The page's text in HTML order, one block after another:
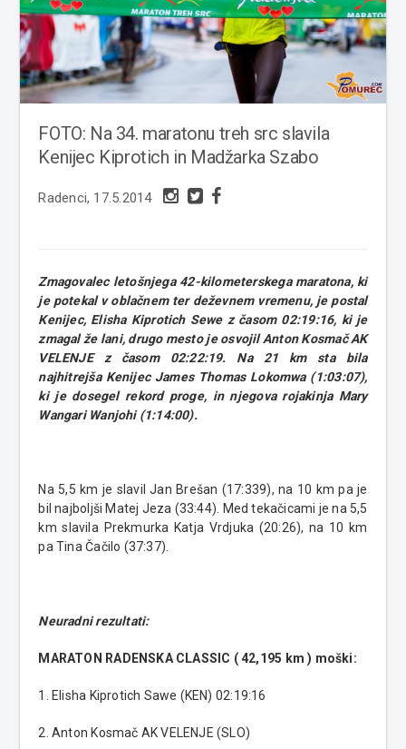
FOTO: Na 34. maratonu treh src slavila
Kenijec Kiprotich in Madžarka Szabo
Radenci, 17.5.2014
Zmagovalec letošnjega 42-kilometerskega maratona, ki
je potekal v oblačnem ter deževnem vremenu, je postal
Kenijec, Elisha Kiprotich Sewe z časom 02:19:16, ki je
zmagal že lani, drugo mesto je osvojil Anton Kosmač AK
VELENJE z časom 02:22:19. Na 21 km sta bila
najhitrejša Kenijec James Thomas Lokomwa (1:03:07),
ki je dosegel rekord proge, in njegova rojakinja Mary
Wangari Wanjohi (1:14:00).
Na 5,5 km je slavil Jan Brešan (17:339), na 10 km pa je
bil najboljši Matej Jeza (33:44). Med tekačicami je na 5,5
km slavila Prekmurka Katja Vrdjuka (20:26), na 10 km
pa Tina Čačilo (37:37).
Neuradni rezultati:
MARATON RADENSKA CLASSIC ( 42,195 km ) moški:
1. Elisha Kiprotich Sawe (KEN) 02:19:16
2. Anton Kosmač AK VELENJE (SLO)